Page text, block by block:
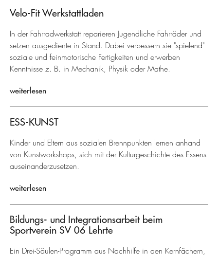
Velo-Fit Werkstattladen
In der Fahrradwerkstatt reparieren Jugendliche Fahrräder und
setzen ausgediente in Stand. Dabei verbessern sie "spielend"
soziale und feinmotorische Fertigkeiten und erwerben
Kenntnisse z. B. in Mechanik, Physik oder Mathe.
weiterlesen
ESS-KUNST
Kinder und Eltern aus sozialen Brennpunkten lernen anhand
von Kunstworkshops, sich mit der Kulturgeschichte des Essens
auseinanderzusetzen.
weiterlesen
Bildungs- und Integrationsarbeit beim
Sportverein SV 06 Lehrte
Ein Drei-Säulen-Programm aus Nachhilfe in den Kernfächern,